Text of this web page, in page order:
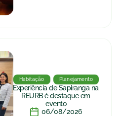
Habitação Planejamento
Experiência de Sapiranga na
REURB é destaque em
evento
06/08/2026